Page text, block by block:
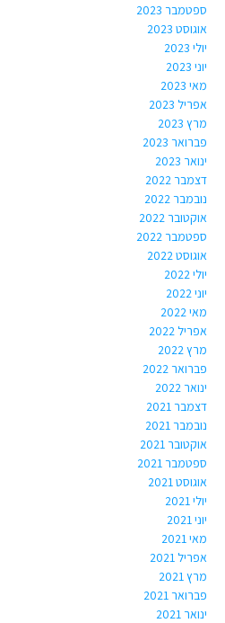
ספטמבר 2023
אוגוסט 2023
יולי 2023
יוני 2023
מאי 2023
אפריל 2023
מרץ 2023
פברואר 2023
ינואר 2023
דצמבר 2022
נובמבר 2022
אוקטובר 2022
ספטמבר 2022
אוגוסט 2022
יולי 2022
יוני 2022
מאי 2022
אפריל 2022
מרץ 2022
פברואר 2022
ינואר 2022
דצמבר 2021
נובמבר 2021
אוקטובר 2021
ספטמבר 2021
אוגוסט 2021
יולי 2021
יוני 2021
מאי 2021
אפריל 2021
מרץ 2021
פברואר 2021
ינואר 2021